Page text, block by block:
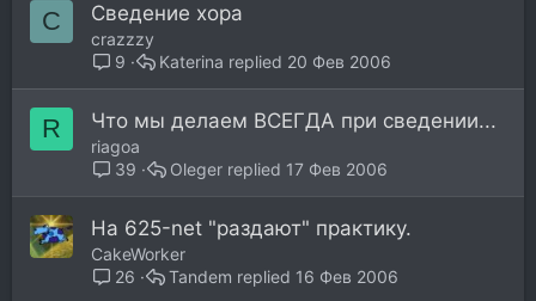
C Сведение хора
crazzzy
9
20 Фев 2006
Katerina
R Что мы делаем ВСЕГДА при сведении...
riagoa
39
17 Фев 2006
Oleger
На 625-net "раздают" практику.
CakeWorker
26
16 Фев 2006
Tandem